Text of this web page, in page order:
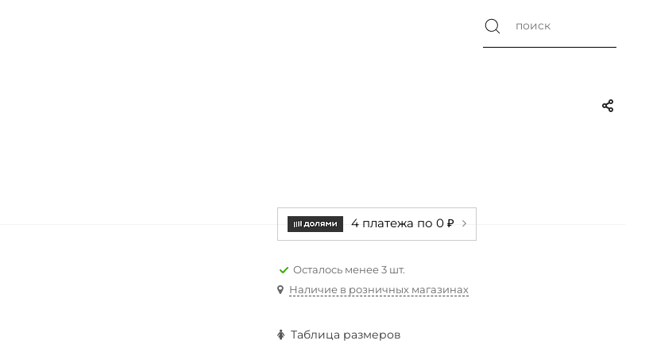
4 платежа по 0 ₽
Осталось менее 3 шт.
Наличие в розничных магазинах
Таблица размеров